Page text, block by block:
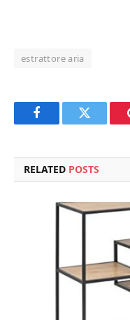
estrattore aria
FacebookTwitter
RELATED POSTS